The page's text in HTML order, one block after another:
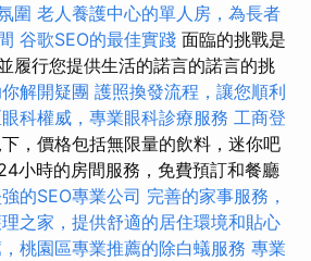
圍 老人養護中心的單人房，為長者
谷歌SEO的最佳實踐 面臨的挑戰是
履行您提供生活的諾言的諾言的挑
解開疑團 護照換發流程，讓您順利
科權威，專業眼科診療服務 工商登
，價格包括無限量的飲料，迷你吧
小時的房間服務，免費預訂和餐廳
的SEO專業公司 完善的家事服務，
之家，提供舒適的居住環境和貼心
桃園區專業推薦的除白蟻服務 專業